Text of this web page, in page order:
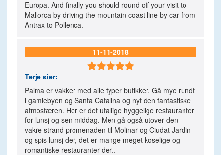
Europa. And finally you should round off your visit to
Mallorca by driving the mountain coast line by car from
Antrax to Pollenca.
11-11-2018

Terje sier:
Palma er vakker med alle typer butikker. Gå mye rundt
i gamlebyen og Santa Catalina og nyt den fantastiske
atmosfæren. Her er det utallige hyggelige restauranter
for lunsj og sen middag. Men gå også utover den
vakre strand promenaden til Molinar og Ciudat Jardin
og spis lunsj der, det er mange meget koselige og
romantiske restauranter der..